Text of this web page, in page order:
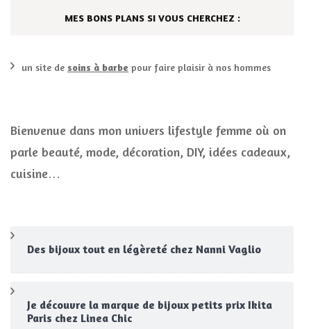
MES BONS PLANS SI VOUS CHERCHEZ :
un site de soins à barbe pour faire plaisir à nos hommes
Bienvenue dans mon univers lifestyle femme où on
parle beauté, mode, décoration, DIY, idées cadeaux,
cuisine…
Des bijoux tout en légèreté chez Nanni Vaglio
Je découvre la marque de bijoux petits prix Ikita
Paris chez Linea Chic